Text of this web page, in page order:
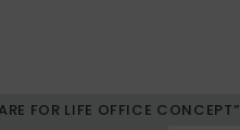
FOR LIFE OFFICE CONCEPT”